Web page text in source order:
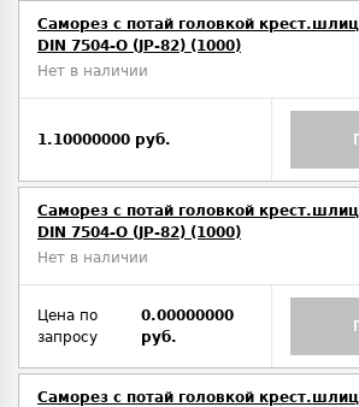
Саморез с потай головкой
DIN 7504-O (JP-82) (1000)
Нет в наличии
1.10000000 руб.
Саморез с потай головкой
DIN 7504-O (JP-82) (1000)
Нет в наличии
Цена по
запросу
0.00000000
руб.
Саморез с потай головкой